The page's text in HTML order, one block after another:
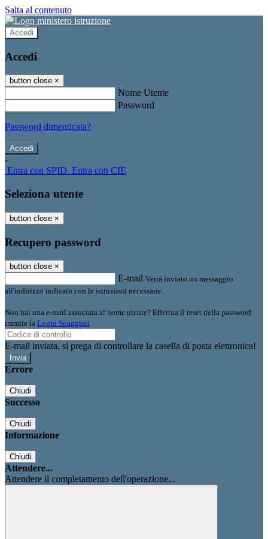
Salta al contenuto
Accedi
Accedi
button close ×
Nome Utente
Password
Password dimenticata?
-
Entra con SPID Entra con CIE
Seleziona utente
button close ×
Recupero password
button close ×
E-mail Verrà inviato un messaggio
all'indirizzo indicato con le istruzioni necessarie.
Non hai una e-mail associata al nome utente? Effettua il reset della password
tramite la Login Spaggiari
E-mail inviata, si prega di controllare la casella di posta elettronica!
Errore
Chiudi
Successo
Chiudi
Informazione
Chiudi
Attendere...
Attendere il completamento dell'operazione...